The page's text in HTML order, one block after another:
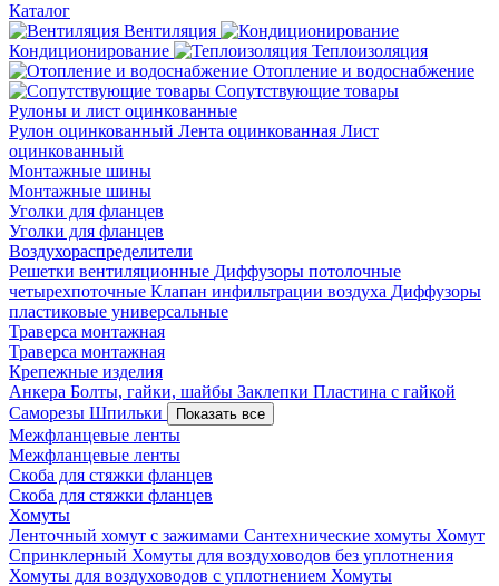
Каталог
Вентиляция
Кондиционирование
Теплоизоляция
Отопление и водоснабжение
Сопутствующие товары
Рулоны и лист оцинкованные
Рулон оцинкованный Лента оцинкованная Лист
оцинкованный
Монтажные шины
Монтажные шины
Уголки для фланцев
Уголки для фланцев
Воздухораспределители
Решетки вентиляционные Диффузоры потолочные
четырехпоточные Клапан инфильтрации воздуха Диффузоры
пластиковые универсальные
Траверса монтажная
Траверса монтажная
Крепежные изделия
Анкера Болты, гайки, шайбы Заклепки Пластина с гайкой
Саморезы Шпильки Показать все
Межфланцевые ленты
Межфланцевые ленты
Скоба для стяжки фланцев
Скоба для стяжки фланцев
Хомуты
Ленточный хомут с зажимами Сантехнические хомуты Хомут
Спринклерный Хомуты для воздуховодов без уплотнения
Хомуты для воздуховодов с уплотнением Хомуты